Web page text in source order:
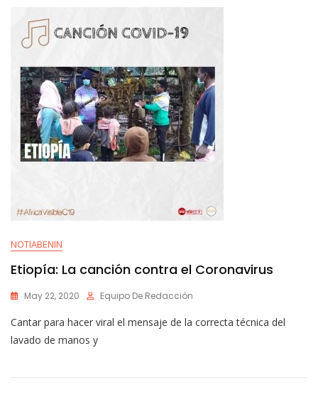
NOTIABENIN
Etiopía: La canción contra el Coronavirus
May 22, 2020 Equipo De Redacción
Cantar para hacer viral el mensaje de la correcta técnica del
lavado de manos y